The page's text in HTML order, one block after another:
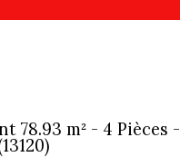
78.93 m² - 4 Pièces -